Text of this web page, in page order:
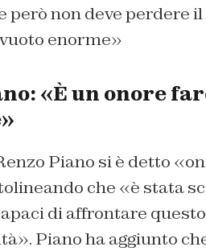
però non deve perdere
enorme»
«È un onore
Piano si è detto
che «è stata
di affrontare
Piano ha aggiunto